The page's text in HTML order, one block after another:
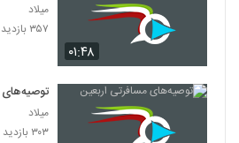
۰۱:۴۸
میلاد
۳۵۷ بازدید
توصیه‌های
میلاد
۳۰۳ بازدید